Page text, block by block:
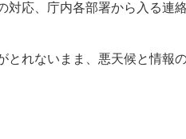
対応、庁内各部署から入る連
とれないまま、悪天候と情報